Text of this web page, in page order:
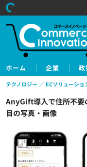
ホーム 企業 政
AnyGift導入で住所不要
目の写真・画像
テクノロジー ECソリューショ